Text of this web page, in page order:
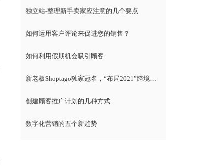
独立站-整理新手卖家应注意的几个要点
如何运用客户评论来促进您的销售？
如何利用假期机会吸引顾客
新老板Shoptago独家冠名，“布局2021”跨境电商独立站千人峰会
创建顾客推广计划的几种方式
数字化营销的五个新趋势